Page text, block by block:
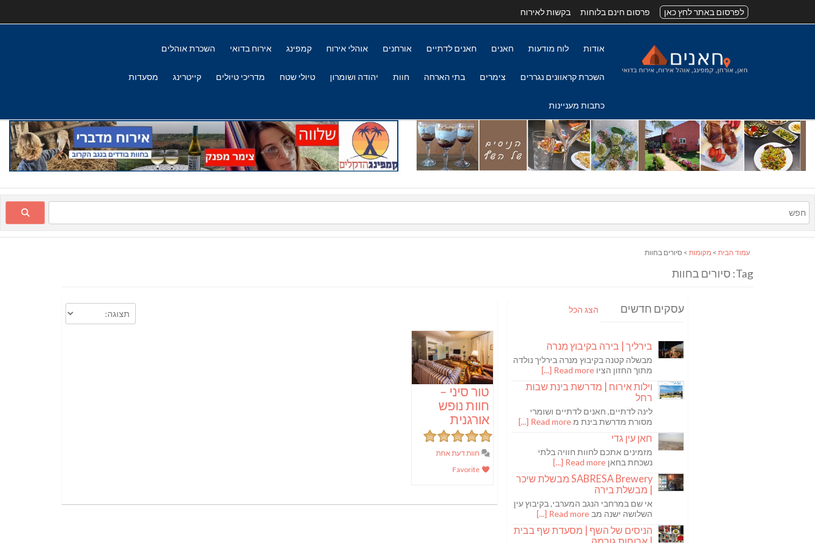
לפרסום באתר לחץ כאן פרסום חינם בלוחות בקשות לאירוח
אודות לוח מודעות חאנים חאנים לדתיים אורחנים אוהלי אירוח קמפינג אירוח בדואי השכרת אוהלים
השכרת קראוונים נגררים צימרים בתי הארחה חוות יהודה ושומרון טיולי שטח מדריכי טיולים קייטרינג מסעדות
כתבות מעניינות
עמוד הבית > מקומות > סיורים בחוות
Tag: סיורים בחוות
טור סיני –
חוות נופש
אורגנית
חוות דעת אחת
עסקים חדשים הצג הכל
בירליך | בירה בקיבוץ מנרה
מבשלה קטנה בקיבוץ מנרה בירליך נולדה
מתוך החזון הציו Read more [...]
וילות אירוח | מדרשת בינת שבות
רחל
לינה לדתיים, חאנים לדתיים ושומרי
מסורת מדרשת בינת מRead more [...]
חאן עין גדי
מזמינים אתכם לחוות חוויה בלתי
נשכחת בחאן Read more [...]
SABRESA Brewery מבשלת שיכר
| מבשלת בירה
אי שם במרחבי הנגב המערבי, בקיבוץ עין
השלושה ישנה מב Read more [...]
הניסים של השף | מסעדת שף בבית